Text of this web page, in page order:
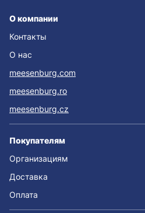
О компании
Контакты
О нас
meesenburg.com
meesenburg.ro
meesenburg.cz
Покупателям
Организациям
Доставка
Оплата